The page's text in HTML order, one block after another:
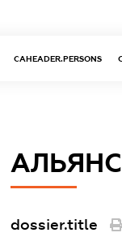
CAHEADER.PERSONS
АЛЬЯНС
dossier.title